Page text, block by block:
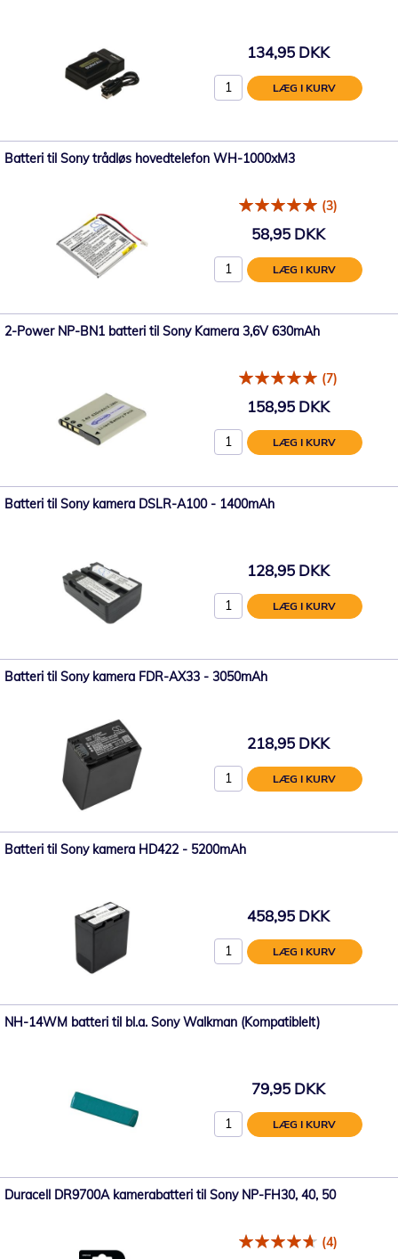
134,95 DKK
LÆG I KURV
Batteri til Sony trådløs hovedtelefon WH-1000xM3
(3)
58,95 DKK
LÆG I KURV
2-Power NP-BN1 batteri til Sony Kamera 3,6V 630mAh
(7)
158,95 DKK
LÆG I KURV
Batteri til Sony kamera DSLR-A100 - 1400mAh
128,95 DKK
LÆG I KURV
Batteri til Sony kamera FDR-AX33 - 3050mAh
218,95 DKK
LÆG I KURV
Batteri til Sony kamera HD422 - 5200mAh
458,95 DKK
LÆG I KURV
NH-14WM batteri til bl.a. Sony Walkman (Kompatiblelt)
79,95 DKK
LÆG I KURV
Duracell DR9700A kamerabatteri til Sony NP-FH30, 40, 50
(4)